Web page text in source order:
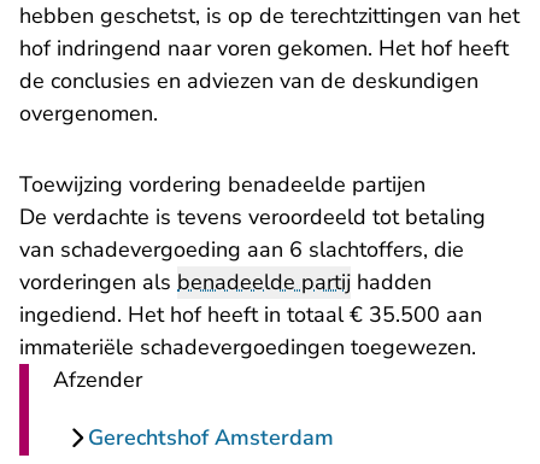
hebben geschetst, is op de terechtzittingen van het
hof indringend naar voren gekomen. Het hof heeft
de conclusies en adviezen van de deskundigen
overgenomen.
Toewijzing vordering benadeelde partijen
De verdachte is tevens veroordeeld tot betaling
van schadevergoeding aan 6 slachtoffers, die
vorderingen als benadeelde partij hadden
ingediend. Het hof heeft in totaal € 35.500 aan
immateriële schadevergoedingen toegewezen.
Afzender
Gerechtshof Amsterdam